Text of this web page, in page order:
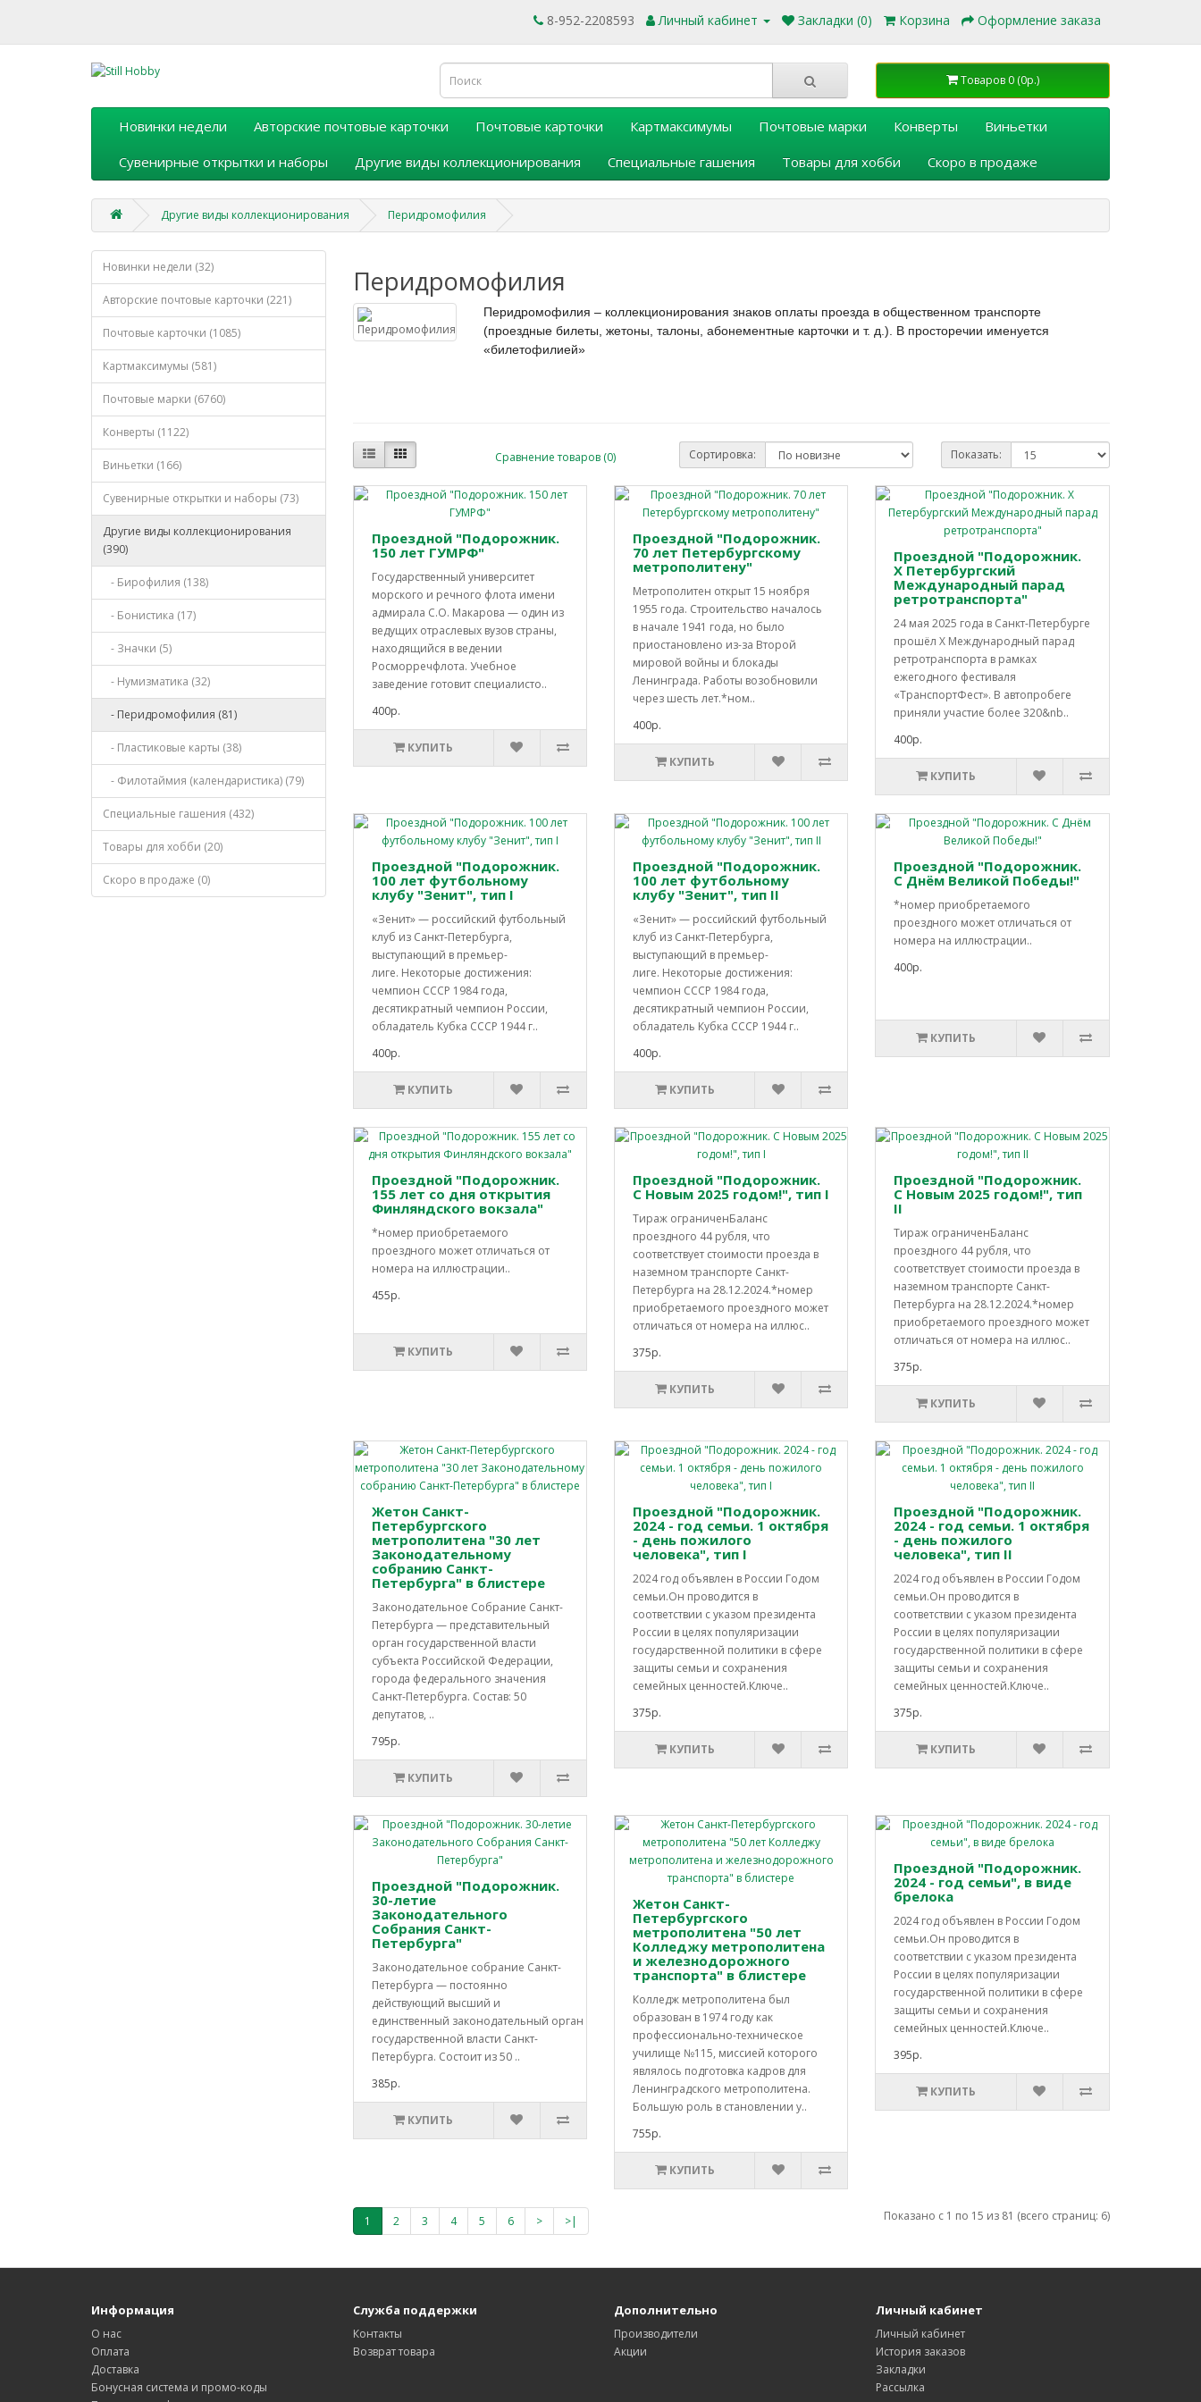
8-952-2208593 Личный кабинет Закладки (0) Корзина Оформление заказа
Товаров 0 (0р.)
Новинки недели Авторские почтовые карточки Почтовые карточки Картмаксимумы Почтовые марки Конверты
Виньетки
Сувенирные открытки и наборы
Другие виды коллекционирования Специальные гашения Товары для хобби Скоро в продаже
Другие виды коллекционирования Перидромофилия
Новинки недели (32)
Авторские почтовые карточки (221)
Почтовые карточки (1085)
Картмаксимумы (581)
Почтовые марки (6760)
Конверты (1122)
Виньетки (166)
Сувенирные открытки и наборы (73)
Другие виды коллекционирования
(390)
- Бирофилия (138)
- Бонистика (17)
- Значки (5)
- Нумизматика (32)
- Перидромофилия (81)
- Пластиковые карты (38)
- Филотаймия (календаристика) (79)
Специальные гашения (432)
Товары для хобби (20)
Скоро в продаже (0)
Перидромофилия
Перидромофилия – коллекционирования знаков оплаты проезда в общественном транспорте
(проездные билеты, жетоны, талоны, абонементные карточки и т. д.) . В просторечии именуется
«билетофилией»
Сравнение товаров (0) Сортировка: Показать:
Проездной "Подорожник.
150 лет ГУМРФ"
Государственный университет
морского и речного флота имени
адмирала С.О. Макарова — один из
ведущих отраслевых вузов страны,
находящийся в ведении
Росморречфлота. Учебное
заведение готовит специалисто..
400р.
КУПИТЬ
Проездной "Подорожник.
70 лет Петербургскому
метрополитену"
Метрополитен открыт 15 ноября
1955 года. Строительство началось
в начале 1941 года, но было
приостановлено из-за Второй
мировой войны и блокады
Ленинграда. Работы возобновили
через шесть лет.*ном..
400р.
КУПИТЬ
Проездной "Подорожник.
Х Петербургский
Международный парад
ретротранспорта"
24 мая 2025 года в Санкт-Петербурге
прошёл X Международный парад
ретротранспорта в рамках
ежегодного фестиваля
«ТранспортФест». В автопробеге
приняли участие более 320&nb..
400р.
КУПИТЬ
Проездной "Подорожник.
100 лет футбольному
клубу "Зенит", тип I
«Зенит» — российский футбольный
клуб из Санкт-Петербурга,
выступающий в премьер-
лиге. Некоторые достижения:
чемпион СССР 1984 года,
десятикратный чемпион России,
обладатель Кубка СССР 1944 г..
400р.
КУПИТЬ
Проездной "Подорожник.
100 лет футбольному
клубу "Зенит", тип II
«Зенит» — российский футбольный
клуб из Санкт-Петербурга,
выступающий в премьер-
лиге. Некоторые достижения:
чемпион СССР 1984 года,
десятикратный чемпион России,
обладатель Кубка СССР 1944 г..
400р.
КУПИТЬ
Проездной "Подорожник.
С Днём Великой Победы!"
*номер приобретаемого
проездного может отличаться от
номера на иллюстрации..
400р.
КУПИТЬ
Проездной "Подорожник.
155 лет со дня открытия
Финляндского вокзала"
*номер приобретаемого
проездного может отличаться от
номера на иллюстрации..
455р.
КУПИТЬ
Проездной "Подорожник.
С Новым 2025 годом!", тип I
Тираж ограниченБаланс
проездного 44 рубля, что
соответствует стоимости проезда в
наземном транспорте Санкт-
Петербурга на 28.12.2024.*номер
приобретаемого проездного может
отличаться от номера на иллюс..
375р.
КУПИТЬ
Проездной "Подорожник.
С Новым 2025 годом!", тип
II
Тираж ограниченБаланс
проездного 44 рубля, что
соответствует стоимости проезда в
наземном транспорте Санкт-
Петербурга на 28.12.2024.*номер
приобретаемого проездного может
отличаться от номера на иллюс..
375р.
КУПИТЬ
Жетон Санкт-
Петербургского
метрополитена "30 лет
Законодательному
собранию Санкт-
Петербурга" в блистере
Законодательное Собрание Санкт-
Петербурга — представительный
орган государственной власти
субъекта Российской Федерации,
города федерального значения
Санкт-Петербурга. Состав: 50
депутатов, ..
795р.
КУПИТЬ
Проездной "Подорожник.
2024 - год семьи. 1 октября
- день пожилого
человека", тип I
2024 год объявлен в России Годом
семьи.Он проводится в
соответствии с указом президента
России в целях популяризации
государственной политики в сфере
защиты семьи и сохранения
семейных ценностей.Ключе..
375р.
КУПИТЬ
Проездной "Подорожник.
2024 - год семьи. 1 октября
- день пожилого
человека", тип II
2024 год объявлен в России Годом
семьи.Он проводится в
соответствии с указом президента
России в целях популяризации
государственной политики в сфере
защиты семьи и сохранения
семейных ценностей.Ключе..
375р.
КУПИТЬ
Проездной "Подорожник.
30-летие
Законодательного
Собрания Санкт-
Петербурга"
Законодательное собрание Санкт-
Петербурга — постоянно
действующий высший и
единственный законодательный орган
государственной власти Санкт-
Петербурга. Состоит из 50 ..
385р.
КУПИТЬ
Жетон Санкт-
Петербургского
метрополитена "50 лет
Колледжу метрополитена
и железнодорожного
транспорта" в блистере
Колледж метрополитена был
образован в 1974 году как
профессионально-техническое
училище №115, миссией которого
являлось подготовка кадров для
Ленинградского метрополитена.
Большую роль в становлении у..
755р.
КУПИТЬ
Проездной "Подорожник.
2024 - год семьи", в виде
брелока
2024 год объявлен в России Годом
семьи.Он проводится в
соответствии с указом президента
России в целях популяризации
государственной политики в сфере
защиты семьи и сохранения
семейных ценностей.Ключе..
395р.
КУПИТЬ
1 2 3 4 5 6 > >| Показано с 1 по 15 из 81 (всего страниц: 6)
Информация
О нас
Оплата
Доставка
Бонусная система и промо-коды
Служба поддержки
Контакты
Возврат товара
Дополнительно
Производители
Акции
Личный кабинет
Личный кабинет
История заказов
Закладки
Рассылка